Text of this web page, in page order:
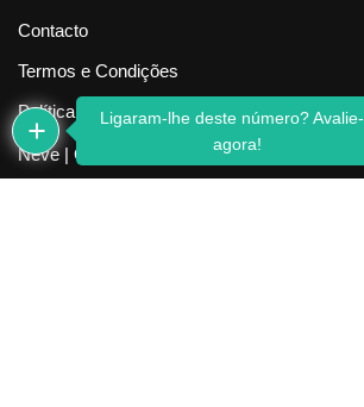
Contacto
Termos e Condições
Política de Privacidade
Neve| Criado com WordPress
Ligaram-lhe deste número?
agora!